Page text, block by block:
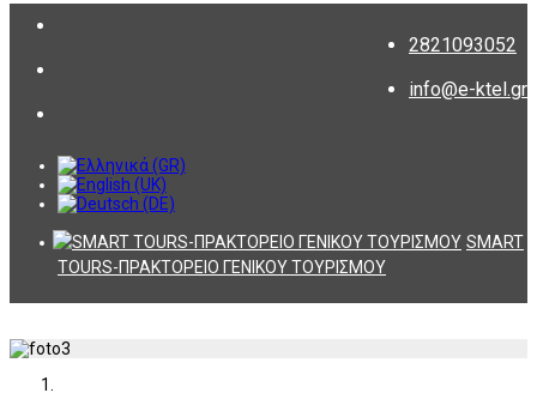
2821093052
info@e-ktel.gr
SMART
TOURS-ΠΡΑΚΤΟΡΕΙΟ ΓΕΝΙΚΟΥ ΤΟΥΡΙΣΜΟΥ